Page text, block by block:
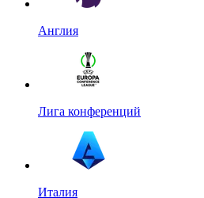
Англия
Лига конференций
Италия